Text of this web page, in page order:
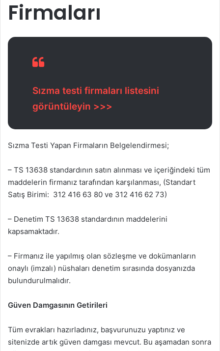
Firmaları
Sızma testi firmaları listesini
görüntüleyin >>>
Sızma Testi Yapan Firmaların Belgelendirmesi;
– TS 13638 standardının satın alınması ve içeriğindeki tüm
maddelerin firmanız tarafından karşılanması, (Standart
Satış Birimi: 312 416 63 80 ve 312 416 62 73)
– Denetim TS 13638 standardının maddelerini
kapsamaktadır.
– Firmanız ile yapılmış olan sözleşme ve dokümanların
onaylı (imzalı) nüshaları denetim sırasında dosyanızda
bulundurulmalıdır.
Güven Damgasının Getirileri
Tüm evrakları hazırladınız, başvurunuzu yaptınız ve
sitenizde artık güven damgası mevcut. Bu aşamadan sonra